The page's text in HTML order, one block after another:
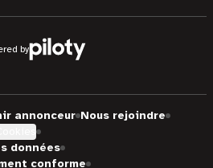
by
annonceur Nous rejoindre
données
conforme